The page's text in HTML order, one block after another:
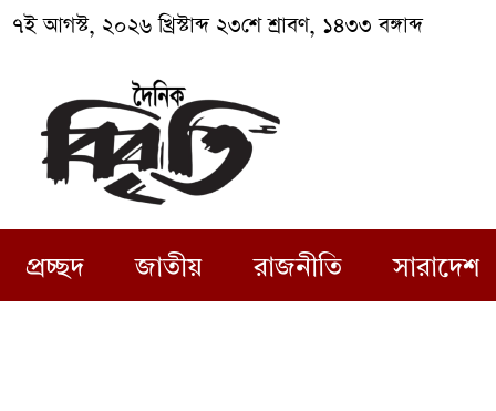
৭ই আগস্ট, ২০২৬ খ্রিস্টাব্দ ২৩শে শ্রাবণ, ১৪৩৩ বঙ্গাব্দ
প্রচ্ছদ জাতীয় রাজনীতি সারাদেশ